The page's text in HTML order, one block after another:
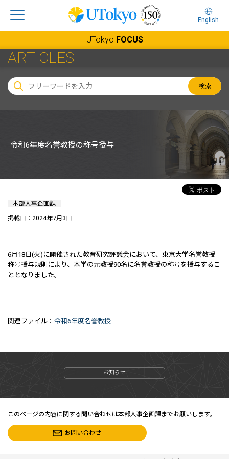
English
UTokyo FOCUS
ARTICLES
検索
令和6年度名誉教授の称号授与
本部人事企画課
掲載日：2024年7月3日
6月18日(火)に開催された教育研究評議会において、東京大学名誉教授
称号授与規則により、本学の元教授90名に名誉教授の称号を授与するこ
ととなりました。
関連ファイル： 令和6年度名誉教授
お知らせ
このページの内容に関する問い合わせは本部人事企画課までお願いします。
お問い合わせ